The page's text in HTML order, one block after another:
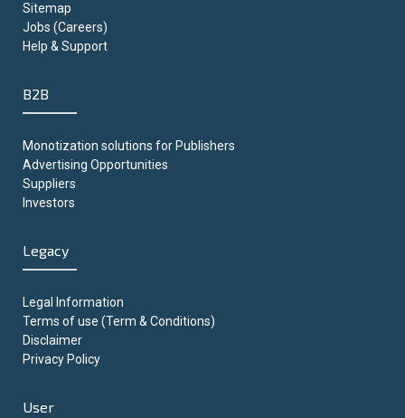
Sitemap
Jobs (Careers)
Help & Support
B2B
Monotization solutions for Publishers
Advertising Opportunities
Suppliers
Investors
Legacy
Legal Information
Terms of use (Term & Conditions)
Disclaimer
Privacy Policy
User